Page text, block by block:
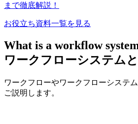
まで徹底解説！
お役立ち資料一覧を見る
What is a workflow
ワークフローシステム
ワークフローやワークフローシステ
ご説明します。